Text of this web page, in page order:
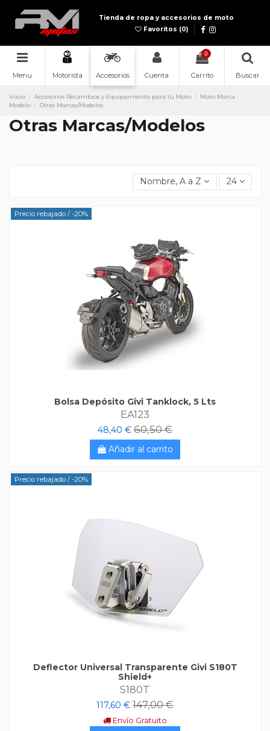
Tienda de ropa y accesorios de moto
Favoritos (0)
Menu Motorista Accesorios Cuenta
0
Carrito Buscar
Inicio Accesorios Recambios y Equipamiento para tu Moto
Moto Marca
Modelo
Otras Marcas/Modelos
Otras Marcas/Modelos
Nombre, A a Z 24
Precio rebajado / -20%
Bolsa Depósito Givi Tanklock, 5 Lts
EA123
48,40 € 60,50 €
Añadir al carrito
Precio rebajado / -20%
Deflector Universal Transparente Givi S180T
Shield+
S180T
117,60 € 147,00 €
Envío Gratuito